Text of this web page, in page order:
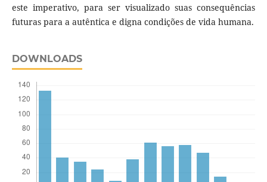
este imperativo, para ser visualizado suas consequências
futuras para a autêntica e digna condições de vida humana.
DOWNLOADS